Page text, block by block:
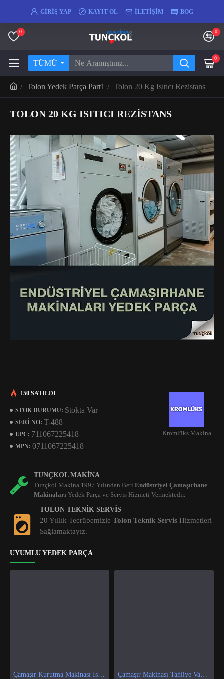
GIRIŞ YAP KAYIT OL İLETIŞIM BOG
0 0
TÜMÜ
0
Tolon Yedek Parça Part1 Tolon 20 Kg Isıtıcı Rezistans
TOLON 20 KG ISITICI REZISTANS
STOK DURUMU: Stokta Var
SERI NO: T-488
UPC: 711067225418
MPN: 0711067225418
Kromlüks Makina
150 SATILDI
TUNÇKOL MAKINA
Tunçkol Makina 1997 Yılından Beri Endüstriyel Çamaşırhane
Makinaları Yedek Parça ve Servis Hizmeti Vermektedir.
TOLON TEKNIK SERVIS
20 Yıllık Tecrübemizle Tolon Teknik Servis Hizmetleri
Sağlamaktayız.
UYUMLU YEDEK PARÇA
Çamaşır Makinası Tahliye Vanası